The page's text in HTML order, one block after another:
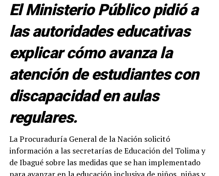
El Ministerio Público pidió a
las autoridades educativas
explicar cómo avanza la
atención de estudiantes con
discapacidad en aulas
regulares.
La Procuraduría General de la Nación solicitó
información a las secretarías de Educación del Tolima y
de Ibagué sobre las medidas que se han implementado